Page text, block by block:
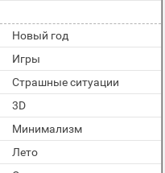
Новый год
Игры
Страшные ситуации
3D
Минимализм
Лето